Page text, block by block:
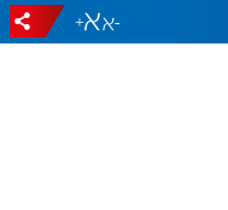
-
+